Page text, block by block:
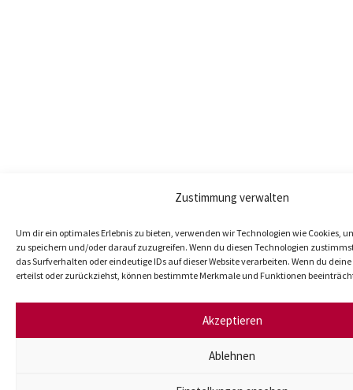
Zustimmung verwalten
Um dir ein optimales Erlebnis zu bieten, verwenden wir Technologien wie Cookies,
zu speichern und/oder darauf zuzugreifen. Wenn du diesen Technologien
das Surfverhalten oder eindeutige IDs auf dieser Website verarbeiten. Wenn du
erteilst oder zurückziehst, können bestimmte Merkmale und Funktionen
Akzeptieren
Ablehnen